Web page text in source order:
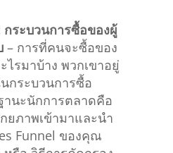
กระบวนการซื้อของผู้
– การที่คนจะซื้อของ
รมาบ้าง พวกเขาอยู่
กระบวนการซื้อ
นะนักการตลาดคือ
ยภาพเข้ามาและนำ
Funnel ของคุณ